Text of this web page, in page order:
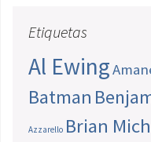
Etiquetas
Al Ewing
Batman
Azzarello Brian